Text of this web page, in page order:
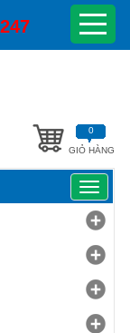
GIỎ HÀNG
0
Toggle